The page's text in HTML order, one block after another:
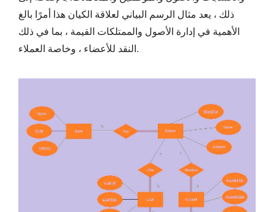
ذلك ، يعد مثال الرسم البياني لعلاقة الكيان هذا أمرًا بالغ
الأهمية في إدارة الأصول والممتلكات القيمة ، بما في ذلك
النقد للأعضاء ، وخاصة العملاء.